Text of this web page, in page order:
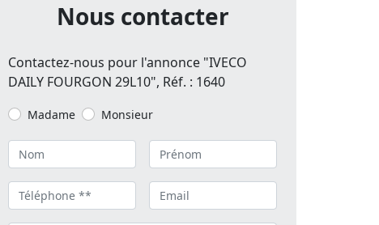
Nous contacter
Contactez-nous pour l'annonce "IVECO
DAILY FOURGON 29L10", Réf. : 1640
Madame Monsieur